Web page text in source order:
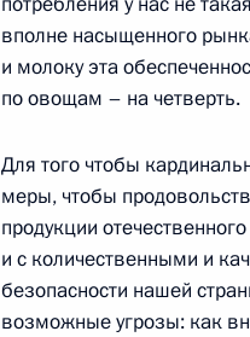
Дмитрий Медведев
участникам и гостям
России и Белоруссии
Дмитрий Медведев
художественного
с 75-летием
вполне насыщенного
и молоку эта
по овощам – на четверть.
Для того чтобы
меры, чтобы
продукции
и с количественными и
безопасности нашей
возможные угрозы: как